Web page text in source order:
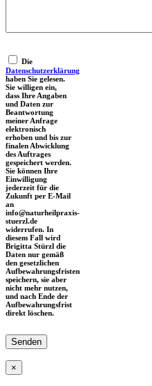
Die
Datenschutzerklärung
haben Sie gelesen.
Sie willigen ein,
dass Ihre Angaben
und Daten zur
Beantwortung
meiner Anfrage
elektronisch
erhoben und bis zur
finalen Abwicklung
des Auftrages
gespeichert werden.
Sie können Ihre
Einwilligung
jederzeit für die
Zukunft per E-Mail
an
info@naturheilpraxis-
stuerzl.de
widerrufen. In
diesem Fall wird
Brigitta Stürzl die
Daten nur gemäß
den gesetzlichen
Aufbewahrungsfristen
speichern, sie aber
nicht mehr nutzen,
und nach Ende der
Aufbewahrungsfrist
direkt löschen.
×